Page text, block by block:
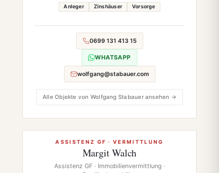
Anleger Zinshäuser Vorsorge
0699 131 413 15
WHATSAPP
wolfgang@stabauer.com
Alle Objekte von Wolfgang Stabauer ansehen →
ASSISTENZ GF · VERMITTLUNG
Margit Walch
Assistenz GF · Immobilienvermittlung ·